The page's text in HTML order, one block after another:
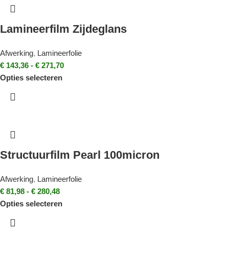
Lamineerfilm Zijdeglans
Afwerking, Lamineerfolie
€ 143,36 - € 271,70
Opties selecteren
Structuurfilm Pearl 100micron
Afwerking, Lamineerfolie
€ 81,98 - € 280,48
Opties selecteren